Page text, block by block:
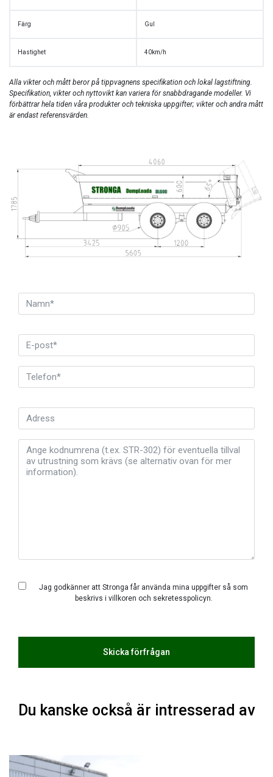
Färg Gul
Hastighet 40km/h
Alla vikter och mått beror på tippvagnens specifikation och lokal lagstiftning.
Specifikation, vikter och nyttovikt kan variera för snabbdragande modeller. Vi
förbättrar hela tiden våra produkter och tekniska uppgifter; vikter och andra mått
är endast referensvärden.
Jag godkänner att Stronga får använda mina uppgifter så som
beskrivs i villkoren och sekretesspolicyn
Du kanske också är intresserad av